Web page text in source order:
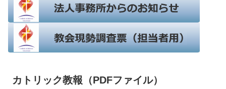
カトリック教報（PDFファイル）